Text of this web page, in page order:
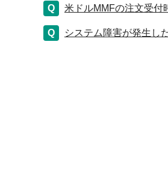
米ドルMMFの注文受付
システム障害が発生し